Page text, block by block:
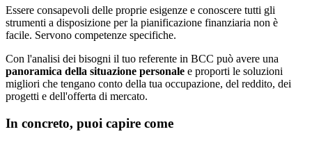
Essere consapevoli delle proprie esigenze e conoscere tutti gli
strumenti a disposizione per la pianificazione finanziaria non è
facile. Servono competenze specifiche.
Con l'analisi dei bisogni il tuo referente in BCC può avere una
panoramica della situazione personale e proporti le soluzioni
migliori che tengano conto della tua occupazione, del reddito, dei
progetti e dell'offerta di mercato.
In concreto, puoi capire come